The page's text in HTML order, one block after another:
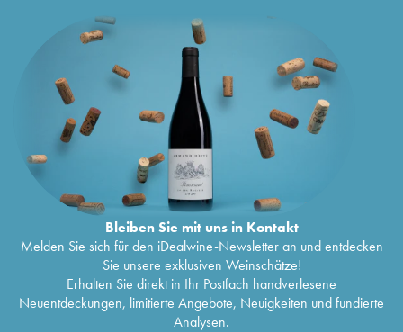
Bleiben Sie mit uns in Kontakt
Melden Sie sich für den iDealwine-Newsletter an und entdecken
Sie unsere exklusiven Weinschätze!
Erhalten Sie direkt in Ihr Postfach handverlesene
Neuentdeckungen, limitierte Angebote, Neuigkeiten und fundierte
Analysen.